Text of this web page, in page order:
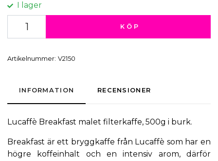
I lager
KÖP
Artikelnummer: V2150
INFORMATION RECENSIONER
Lucaffè Breakfast malet filterkaffe, 500g i burk.
Breakfast är ett bryggkaffe från Lucaffè som har en
högre koffeinhalt och en intensiv arom, därför